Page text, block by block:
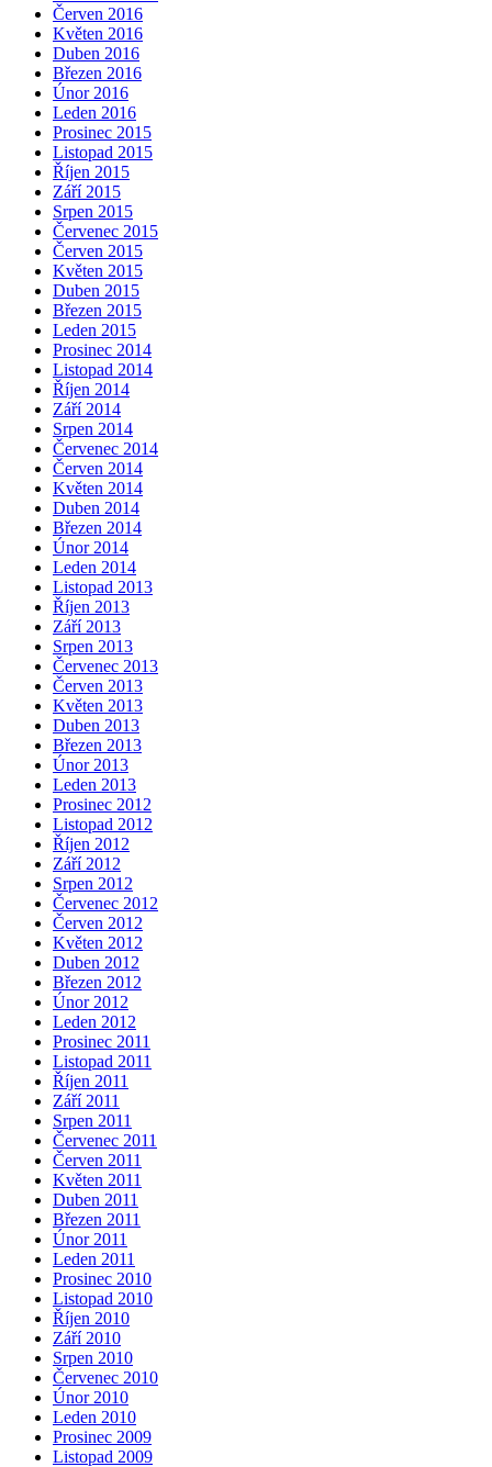
Červen 2016
Květen 2016
Duben 2016
Březen 2016
Únor 2016
Leden 2016
Prosinec 2015
Listopad 2015
Říjen 2015
Září 2015
Srpen 2015
Červenec 2015
Červen 2015
Květen 2015
Duben 2015
Březen 2015
Leden 2015
Prosinec 2014
Listopad 2014
Říjen 2014
Září 2014
Srpen 2014
Červenec 2014
Červen 2014
Květen 2014
Duben 2014
Březen 2014
Únor 2014
Leden 2014
Listopad 2013
Říjen 2013
Září 2013
Srpen 2013
Červenec 2013
Červen 2013
Květen 2013
Duben 2013
Březen 2013
Únor 2013
Leden 2013
Prosinec 2012
Listopad 2012
Říjen 2012
Září 2012
Srpen 2012
Červenec 2012
Červen 2012
Květen 2012
Duben 2012
Březen 2012
Únor 2012
Leden 2012
Prosinec 2011
Listopad 2011
Říjen 2011
Září 2011
Srpen 2011
Červenec 2011
Červen 2011
Květen 2011
Duben 2011
Březen 2011
Únor 2011
Leden 2011
Prosinec 2010
Listopad 2010
Říjen 2010
Září 2010
Srpen 2010
Červenec 2010
Únor 2010
Leden 2010
Prosinec 2009
Listopad 2009